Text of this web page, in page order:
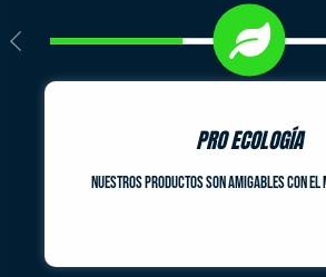
PRO ECOLOGÍA
Nuestros productos son amigables con el